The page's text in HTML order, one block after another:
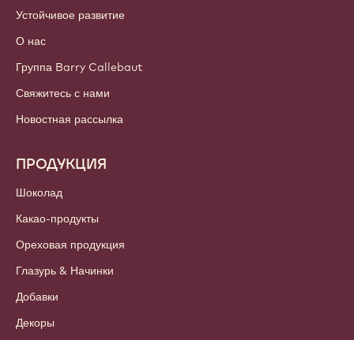
Устойчивое развитие
О нас
Группа Barry Callebaut
Свяжитесь с нами
Новостная рассылка
ПРОДУКЦИЯ
Шоколад
Какао-продукты
Ореховая продукция
Глазурь & Начинки
Добавки
Декоры